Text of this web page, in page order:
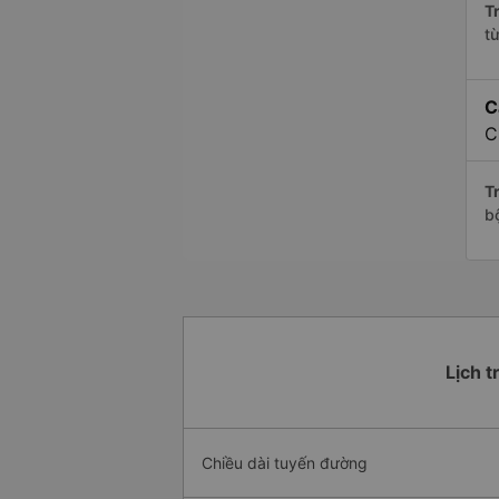
Lịch
Chiều dài tuyến đường